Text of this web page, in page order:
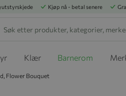
Kjøp nå - betal senere
Klær Barnerom
Flower Bouquet